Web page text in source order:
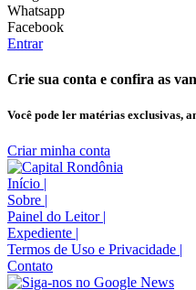
Whatsapp
Facebook
Entrar
Crie sua conta e confira as
Você pode ler matérias exclusivas,
Criar minha conta
Início |
Sobre |
Painel do Leitor |
Expediente |
Termos de Uso e Privacidade |
Contato